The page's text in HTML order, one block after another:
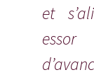
et